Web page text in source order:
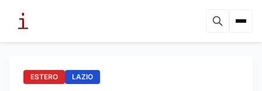
ESTERO LAZIO